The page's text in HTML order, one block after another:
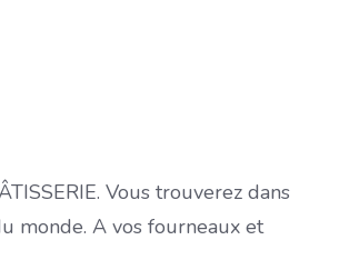
Vous trouverez dans
monde. A vos fourneaux et